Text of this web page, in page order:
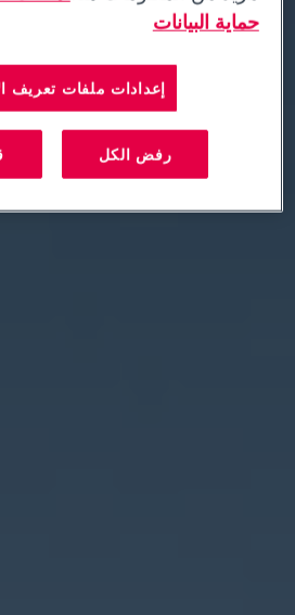
حماية البيانات
إعدادات ملفات تعريف
رفض الكل